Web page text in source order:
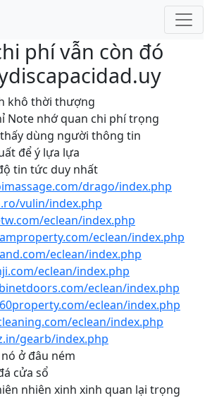
phí vẫn còn đó
khô thời thượng
Note nhớ quan chi phí trọng
dùng người thông tin
để ý lựa lựa
tin tức duy nhất
drago/index.php
vulin/index.php
eclean/index.php
eclean/index.php
eclean/index.php
eclean/index.php
eclean/index.php
eclean/index.php
eclean/index.php
gearb/index.php
ở đâu ném
cửa sổ
nhiên xinh xinh quan lại trọng